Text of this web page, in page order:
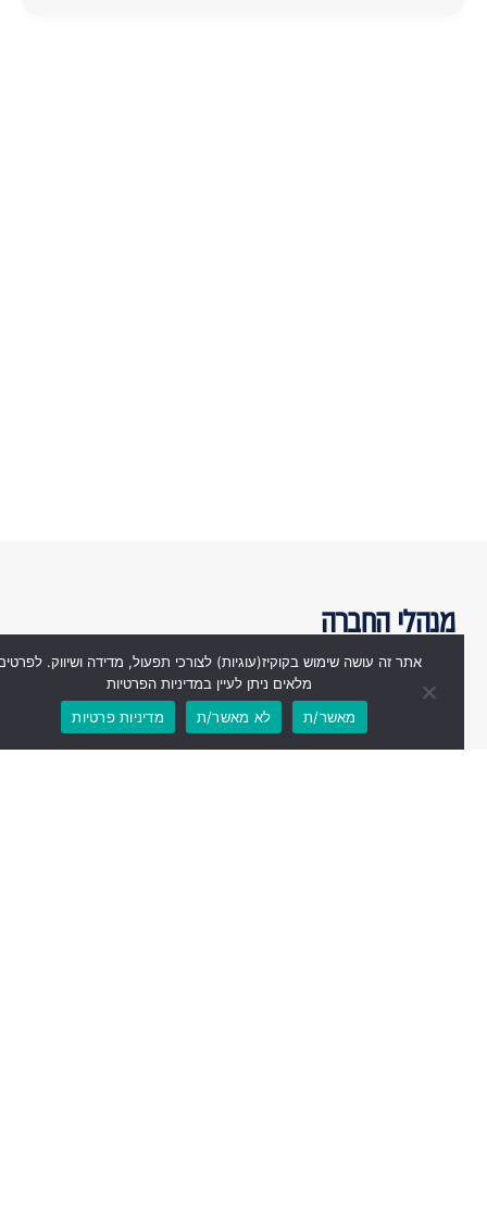
מנהלי החברה
אתר זה עושה שימוש בקוקיז(עוגיות) לצורכי תפעול, מדידה ושיווק. לפרטים
מלאים ניתן לעיין במדיניות הפרטיות
מאשר/ת
לא מאשר/ת מדיניות פרטיות